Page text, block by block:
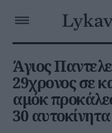
Άγιος
29χρονος σε
αμόκ
30 αυτοκίνητα